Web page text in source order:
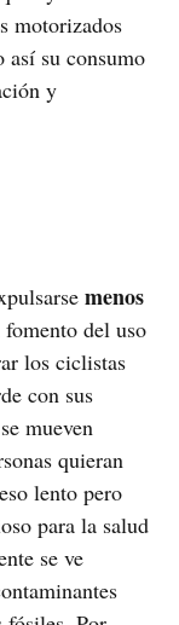
motorizados
así su consumo
y
menos
del uso
los ciclistas
con sus
mueven
quieran
lento pero
para la salud
se ve